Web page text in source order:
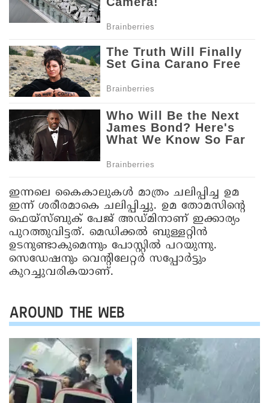
ഇന്നലെ കൈകാലുകൾ മാത്രം ചലിപ്പിച്ച ഉമ
ഇന്ന് ശരീരമാകെ ചലിപ്പിച്ചു. ഉമ തോമസിന്റെ
ഫെയ്സ്ബുക് പേജ് അഡ്മിനാണ് ഇക്കാര്യം
പുറത്തുവിട്ടത്. മെഡിക്കൽ ബുള്ളറ്റിൻ
ഉടനുണ്ടാകുമെന്നും പോസ്റ്റിൽ പറയുന്നു.
സെഡേഷനും വെന്റിലേറ്റർ സപ്പോർട്ടും
കുറച്ചുവരികയാണ്.
AROUND THE WEB